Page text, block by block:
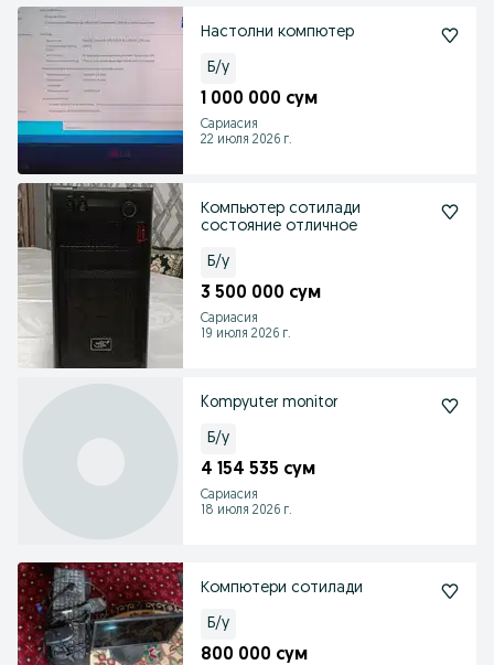
Настолни компютер
Б/у
1 000 000 сум
Сариасия
22 июля 2026 г.
Компьютер сотилади
состояние отличное
Б/у
3 500 000 сум
Сариасия
19 июля 2026 г.
Kompyuter monitor
Б/у
4 154 535 сум
Сариасия
18 июля 2026 г.
Компютери сотилади
Б/у
800 000 сум